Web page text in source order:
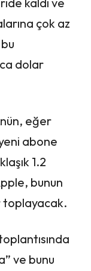
çok az
dolar
eğer
abone
1.2
bunun
toplayacak.
ve bunu